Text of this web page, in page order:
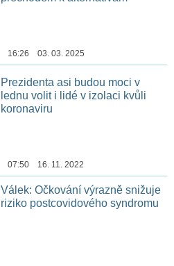
16:26 03. 03. 2025
Prezidenta asi budou moci v
lednu volit i lidé v izolaci kvůli
koronaviru
07:50 16. 11. 2022
Válek: Očkování výrazně snižuje
riziko postcovidového syndromu